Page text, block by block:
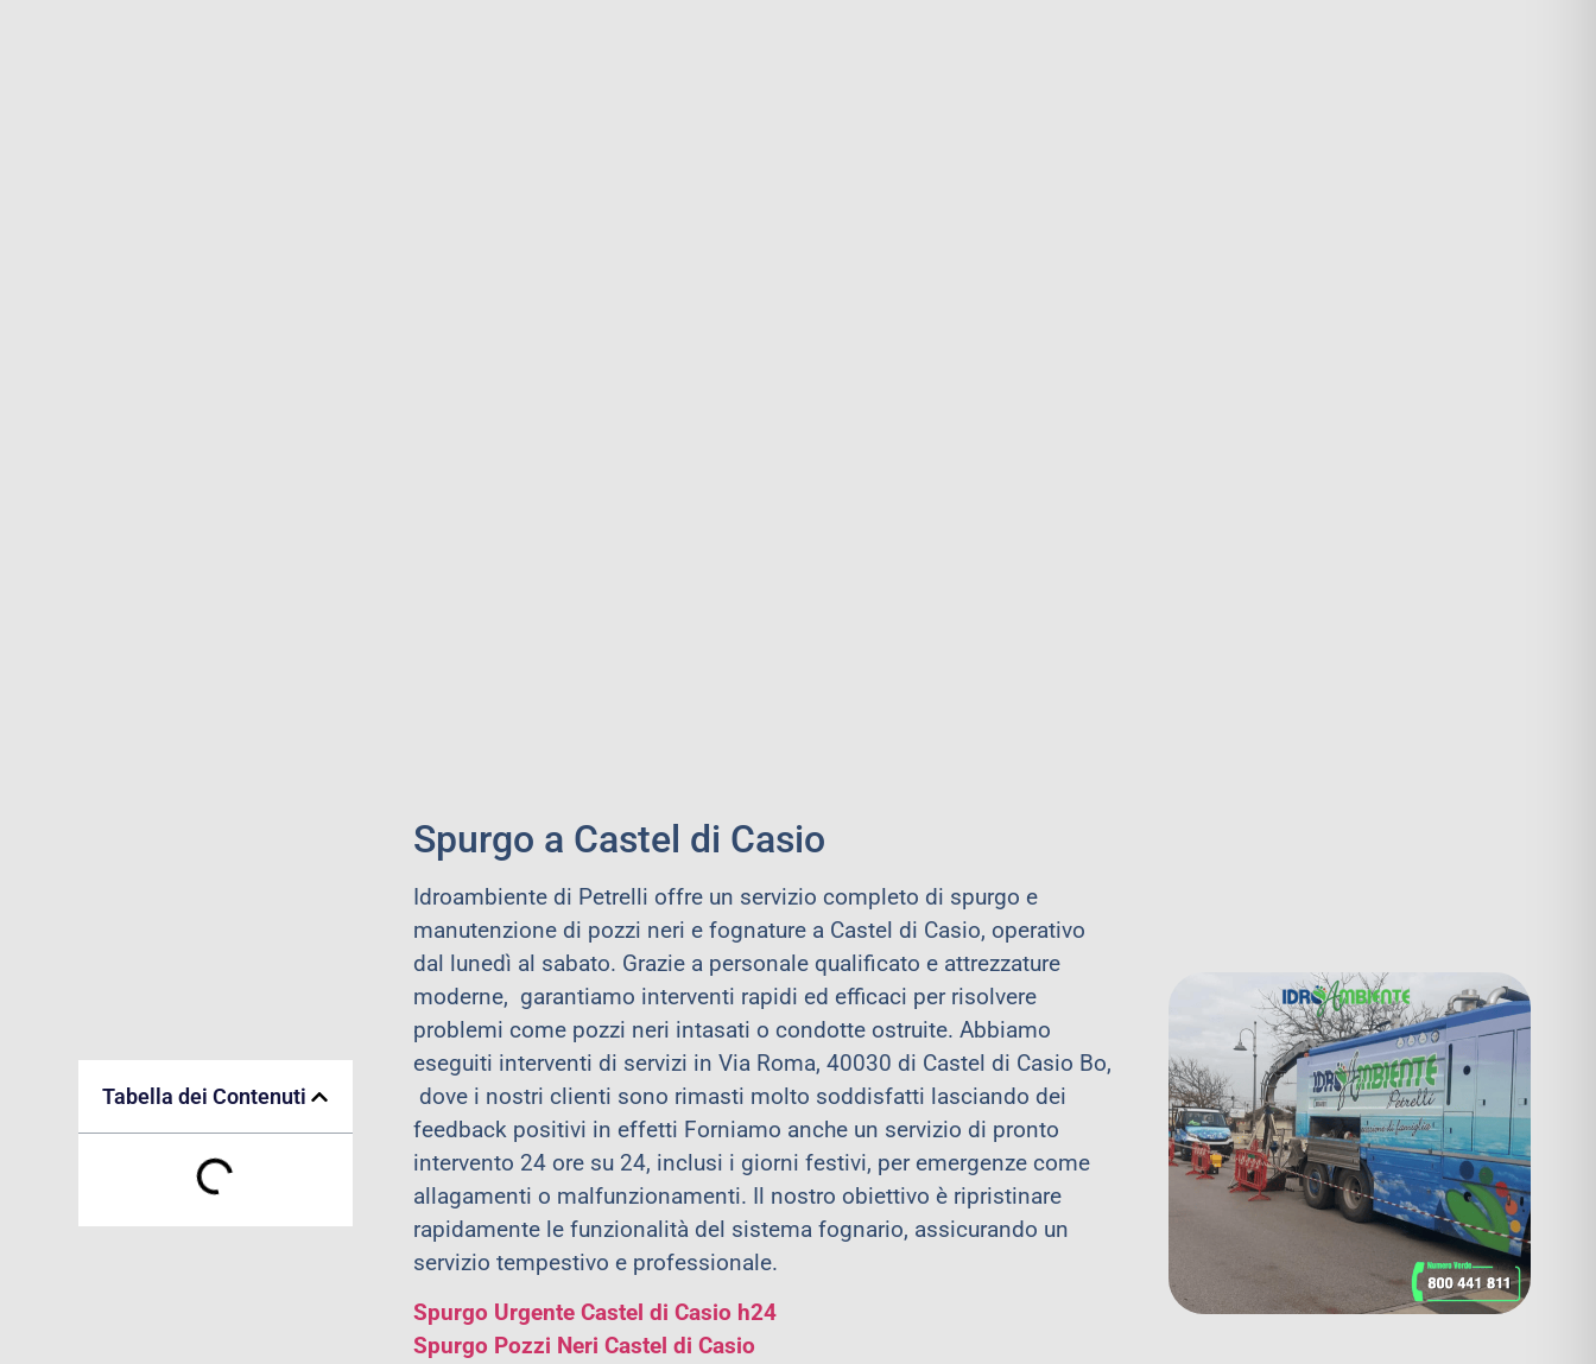
Tabella dei Contenuti
Spurgo a Castel di Casio
Idroambiente di Petrelli offre un servizio completo di spurgo e
manutenzione di pozzi neri e fognature a Castel di Casio, operativo
dal lunedì al sabato. Grazie a personale qualificato e attrezzature
moderne, garantiamo interventi rapidi ed efficaci per risolvere
problemi come pozzi neri intasati o condotte ostruite. Abbiamo
eseguiti interventi di servizi in Via Roma, 40030 di Castel di Casio Bo,
dove i nostri clienti sono rimasti molto soddisfatti lasciando dei
feedback positivi in effetti Forniamo anche un servizio di pronto
intervento 24 ore su 24, inclusi i giorni festivi, per emergenze come
allagamenti o malfunzionamenti. Il nostro obiettivo è ripristinare
rapidamente le funzionalità del sistema fognario, assicurando un
servizio tempestivo e professionale.
Spurgo Urgente Castel di Casio h24
Spurgo Pozzi Neri Castel di Casio